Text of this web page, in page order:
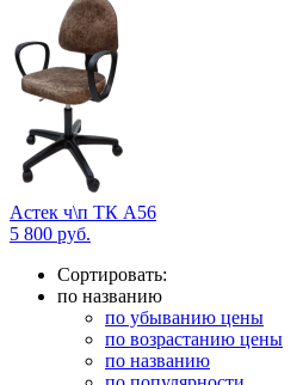
Астек ч\п ТК А56
5 800 руб.
Сортировать:
по названию
по убыванию цены
по возрастанию цены
по названию